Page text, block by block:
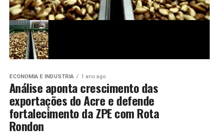
ECONOMIA E INDUSTRIA 1 ano ago
Análise aponta crescimento das
exportações do Acre e defende
fortalecimento da ZPE com Rota
Rondon